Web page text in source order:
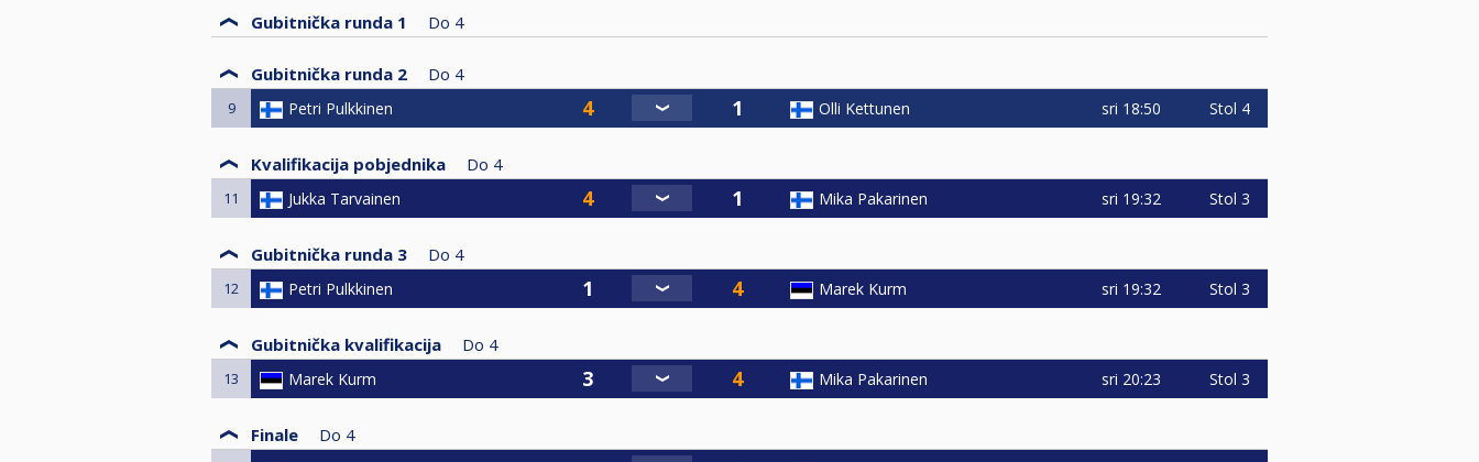
Gubitnička runda 1 Do 4
Gubitnička runda 2 Do 4
9 Petri Pulkkinen Olli Kettunen sri 18:50 Stol 4
Kvalifikacija pobjednika Do 4
11 Jukka Tarvainen Mika Pakarinen sri 19:32 Stol 3
Gubitnička runda 3 Do 4
12 Petri Pulkkinen Marek Kurm sri 19:32 Stol 3
Gubitnička kvalifikacija Do 4
13 Marek Kurm Mika Pakarinen sri 20:23 Stol 3
Finale Do 4